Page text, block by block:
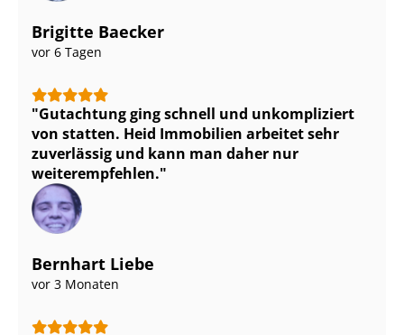
Brigitte Baecker
vor 6 Tagen
Gutachtung ging schnell und unkompliziert
von statten. Heid Immobilien arbeitet sehr
zuverlässig und kann man daher nur
weiterempfehlen.
Bernhart Liebe
vor 3 Monaten